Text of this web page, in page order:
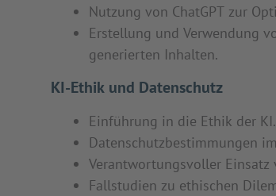
Nutzung von ChatGPT zur
Erstellung und Verwendung
generierten Inhalten.
KI-Ethik und Datenschutz
Einführung in die Ethik der KI.
Datenschutzbestimmungen
Verantwortungsvoller Einsatz
Fallstudien zu ethischen